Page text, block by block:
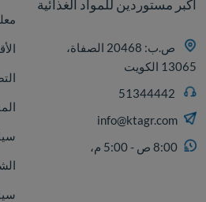
أكبر مستوردين للمواد الغذائية
ص.ب: 20468 الصفاة،
13065 الكويت
info@ktagr.com
8:00 ص - 5:00 م،